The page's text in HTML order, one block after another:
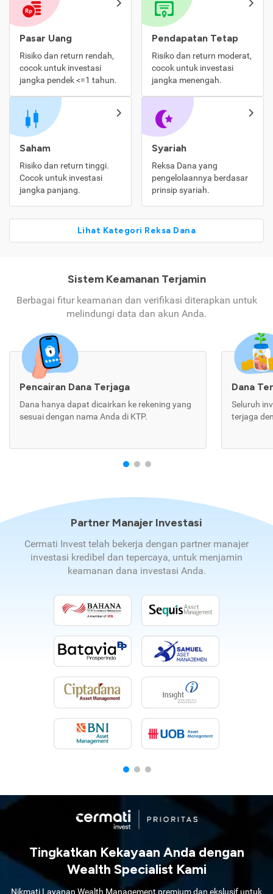
Pasar Uang
Risiko dan return rendah,
cocok untuk investasi
jangka pendek <=1 tahun.
Pendapatan Tetap
Risiko dan return moderat,
cocok untuk investasi
jangka menengah.
Saham
Risiko dan return tinggi.
Cocok untuk investasi
jangka panjang.
Syariah
Reksa Dana yang
pengelolaannya berdasar
prinsip syariah.
Lihat Kategori Reksa Dana
Sistem Keamanan Terjamin
Berbagai fitur keamanan dan verifikasi diterapkan untuk
melindungi data dan akun Anda.
Pencairan Dana Terjaga
Dana hanya dapat dicairkan ke rekening yang
sesuai dengan nama Anda di KTP.
Dana
Seluruh
terjaga
Partner Manajer Investasi
Cermati Invest telah bekerja dengan partner manajer
investasi kredibel dan tepercaya, untuk menjamin
keamanan dana investasi Anda.
Tingkatkan Kekayaan Anda dengan
Wealth Specialist Kami
Nikmati Layanan Wealth Management premium dan ekslusif untuk